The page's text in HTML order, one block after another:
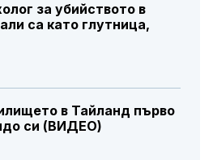
за убийството в
са като глутница,
в Тайланд първо
си (ВИДЕО)